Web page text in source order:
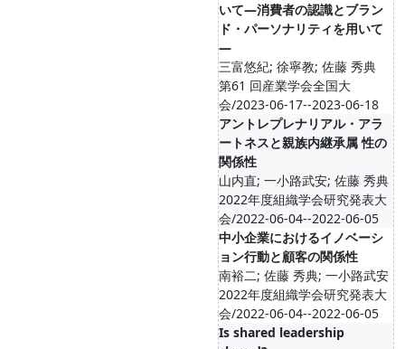
いて―消費者の認識とブラン
ド・パーソナリティを用いて
―
三富悠紀; 徐寧教; 佐藤 秀典
第61 回産業学会全国大
会/2023-06-17--2023-06-18
アントレプレナリアル・アラ
ートネスと親族内継承属 性の
関係性
山内直; 一小路武安; 佐藤 秀典
2022年度組織学会研究発表大
会/2022-06-04--2022-06-05
中小企業におけるイノベーシ
ョン行動と顧客の関係性
南裕二; 佐藤 秀典; 一小路武安
2022年度組織学会研究発表大
会/2022-06-04--2022-06-05
Is shared leadership